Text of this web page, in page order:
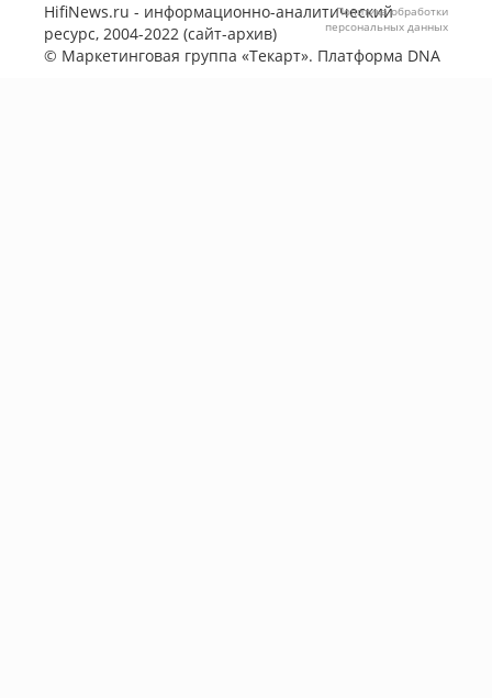
HifiNews.ru - информационно-аналитический
ресурс, 2004-2022 (сайт-архив)
© Маркетинговая группа «Текарт». Платформа DNA
Политика обработки
персональных данных